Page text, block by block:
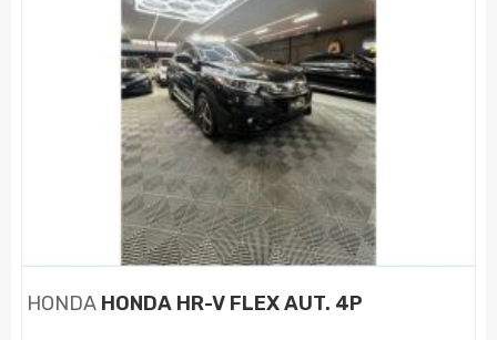
HONDA HONDA HR-V FLEX AUT. 4P